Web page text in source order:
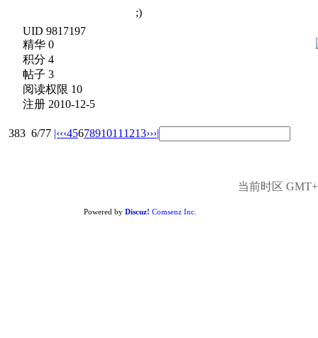
UID 9817197
精华 0
积分 4
帖子 3
阅读权限 10
注册 2010-12-5
;)
383 6/77 |‹‹‹4567891011 1213›››|
当前时区
Powered by Discuz! Comsenz Inc.